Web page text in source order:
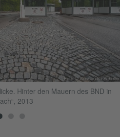
Foto © Alessandra
Hinter den Mauern des BND in
2013